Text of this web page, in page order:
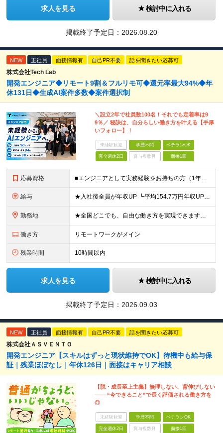
求人を見る 検討中に入れる
掲載終了予定日： 2026.08.20
NEW 正社員 面接情報有 自己PR不要 話を聞きたい応募可
株式会社Tech Lab
開発エンジニア◆リモート9割＆フルリモ可◆還元率最大94%◆年
休131日◆生成AI案件多数◆案件選択制
＼設立2年で社員数100名！それでも定着率は9
9％／ 秘訣は、自分らしい働き方を叶える【手厚
いフォロー】！
未経験歓迎 学歴不問 ベテランOK
完全週休2日 賞与複数月 面接1回
応募資格 ■エンジニアとして実務経験をお持ちの方（1年以上） ■学歴不問 ■既卒・第二新卒OK ☆Tech Labの事業内容、ビジョンに共感できる⽅はぜひご応募ください！ ☆意欲重視の採用です！ 「経歴に自信
給与 ★入社後全員が年収UP ┗平均154.7万円年収UP！ ┗最大380万円UPの実績も 月給35万円～100万円＋決算賞与＋各種手当 【 給与イメージ 】 ■経験1年以上…月給35万円～＋決算賞与
勤務地 ★全国どこでも、自由な働き方を実現できます！ 全国のプロジェクト先やフルリモート環境での勤務も可能です。 ＼自由度の高い働き方、叶えます／ ・フルリモートで働きたい ・ハイブリットに働きたい ・家庭
働き方 リモートワークがメイン
残業時間 10時間以内
求人を見る 検討中に入れる
掲載終了予定日： 2026.09.03
NEW 正社員 面接情報有 自己PR不要 話を聞きたい応募可
株式会社ＡＳＶＥＮＴＯ
開発エンジニア【スキルはずっと現状維持でOK】待機中も給与保
証｜残業ほぼなし｜年休126日｜面接はキャリア相談
【脱・成長至上主義】無理しない、背伸びしない
―― “今できること”で長く評価される働き方を
◎
未経験歓迎 学歴不問 ベテランOK
完全週休2日 賞与複数月 面接1回